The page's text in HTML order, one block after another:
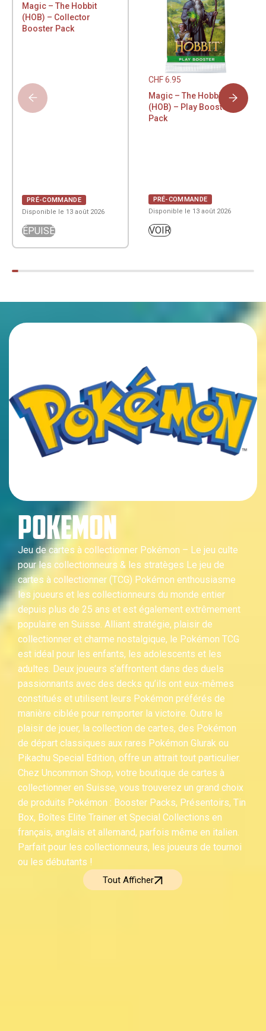
Magic – The Hobbit
(HOB) – Collector
Booster Pack
PRÉ-COMMANDE
Disponible le 13 août 2026
ÉPUISÉ
CHF6.95
Magic – The Hobbit
(HOB) – Play Booster
Pack
PRÉ-COMMANDE
Disponible le 13 août 2026
VOIR
POKEMON
Jeu de cartes à collectionner Pokémon – Le jeu culte
pour les collectionneurs & les stratèges Le jeu de
cartes à collectionner (TCG) Pokémon enthousiasme
les joueurs et les collectionneurs du monde entier
depuis plus de 25 ans et est également extrêmement
populaire en Suisse. Alliant stratégie, plaisir de
collectionner et charme nostalgique, le Pokémon TCG
est idéal pour les enfants, les adolescents et les
adultes. Deux joueurs s’affrontent dans des duels
passionnants avec des decks qu’ils ont eux-mêmes
constitués et utilisent leurs Pokémon préférés de
manière ciblée pour remporter la victoire. Outre le
plaisir de jouer, la collection de cartes, des Pokémon
de départ classiques aux rares Pokémon Glurak ou
Pikachu Special Edition, offre un attrait tout particulier.
Chez Uncommon Shop, votre boutique de cartes à
collectionner en Suisse, vous trouverez un grand choix
de produits Pokémon : Booster Packs, Présentoirs, Tin
Box, Boîtes Elite Trainer et Special Collections en
français, anglais et allemand, parfois même en italien.
Parfait pour les collectionneurs, les joueurs de tournoi
ou les débutants !
Tout Afficher